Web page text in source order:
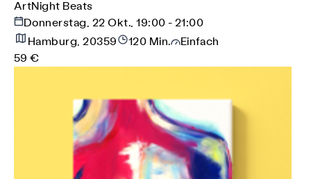
ArtNight Beats
Donnerstag, 22 Okt., 19:00 - 21:00
Hamburg, 20359
120 Min.
Einfach
59 €